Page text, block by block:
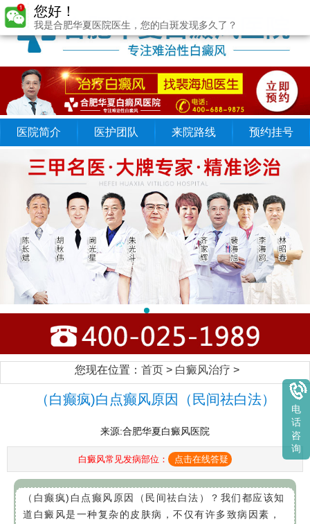
医院简介 医护团队 来院路线 预约挂号
您现在位置： 首页 > 白癜风治疗 >
（白癫疯)白点癫风原因（民间祛白法）
来源:合肥华夏白癜风医院
白癜风常见发病部位： 点击在线答疑
（白癫疯)白点癫风原因（民间祛白法）？我们都应该知
道白癜风是一种复杂的皮肤病，不仅有许多致病因素，
您好！
我是合肥华夏医院医生，您的白斑发现多久了？
电
话
咨
询